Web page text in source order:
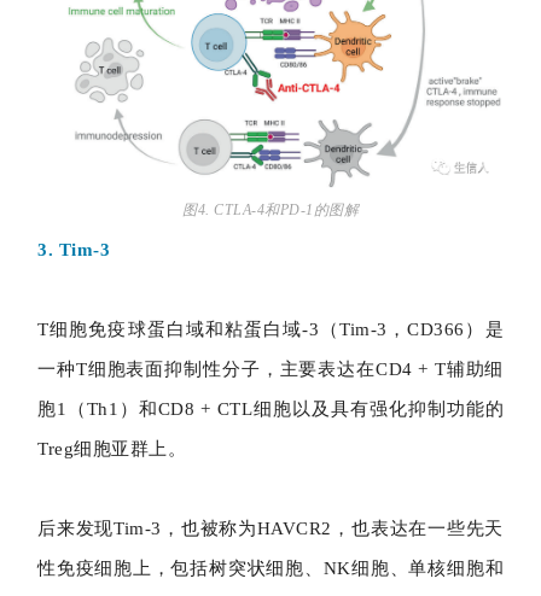
图4. CTLA-4和PD-1的图解
3. Tim-3
T细胞免疫球蛋白域和粘蛋白域-3（Tim-3，CD366）是
一种T细胞表面抑制性分子，主要表达在CD4 + T辅助细
胞1（Th1）和CD8 + CTL细胞以及具有强化抑制功能的
Treg细胞亚群上。
后来发现Tim-3，也被称为HAVCR2，也表达在一些先天
性免疫细胞上，包括树突状细胞、NK细胞、单核细胞和